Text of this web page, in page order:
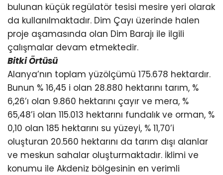
bulunan küçük regülatör tesisi mesire yeri olarak
da kullanılmaktadır. Dim Çayı üzerinde halen
proje aşamasında olan Dim Barajı ile ilgili
çalışmalar devam etmektedir.
Bitki Örtüsü
Alanya’nın toplam yüzölçümü 175.678 hektardır.
Bunun % 16,45 i olan 28.880 hektarını tarım, %
6,26’ı olan 9.860 hektarını çayır ve mera, %
65,48’i olan 115.013 hektarını fundalık ve orman, %
0,10 olan 185 hektarını su yüzeyi, % 11,70’i
oluşturan 20.560 hektarını da tarım dışı alanlar
ve meskun sahalar oluşturmaktadır. İklimi ve
konumu ile Akdeniz bölgesinin en verimli